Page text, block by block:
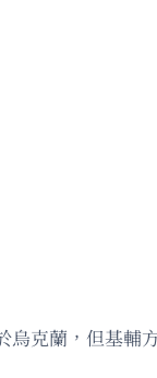
烏克蘭，但基輔